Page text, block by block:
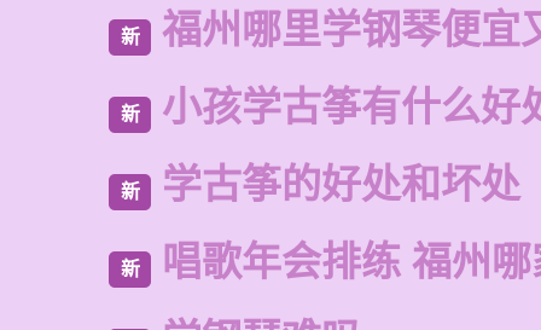
新 福州哪里学钢琴便宜
新 小孩学古筝有什么好
新 学古筝的好处和坏处
新 唱歌年会排练 福州